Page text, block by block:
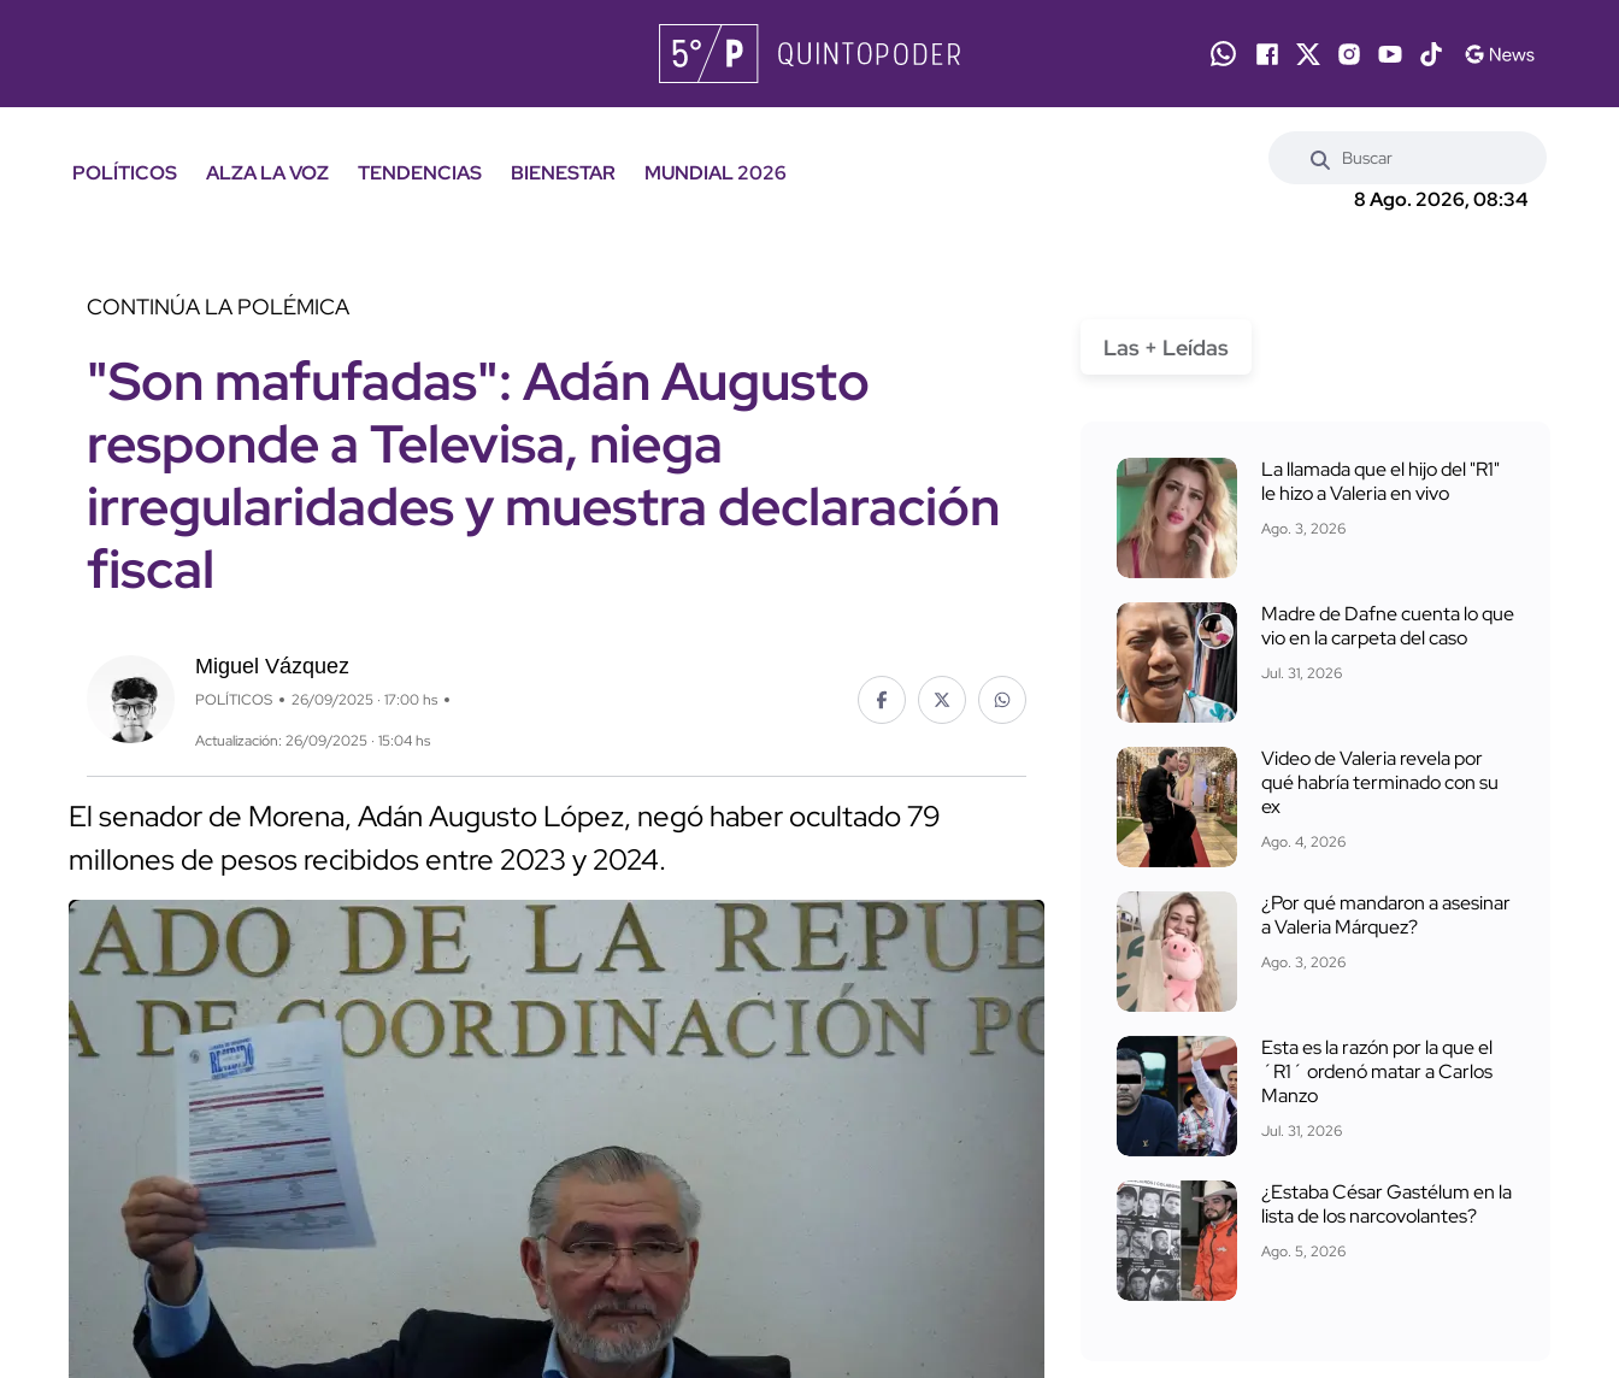
POLÍTICOS ALZA LA VOZ TENDENCIAS BIENESTAR
MUNDIAL 2026
8 Ago. 2026, 08:34
CONTINÚA LA POLÉMICA
"Son mafufadas": Adán Augusto
responde a Televisa, niega
irregularidades y muestra declaración
fiscal
Miguel Vázquez
POLÍTICOS 26/09/2025 · 17:00 hs
Actualización: 26/09/2025 · 15:04 hs
El senador de Morena, Adán Augusto López, negó haber ocultado 79
millones de pesos recibidos entre 2023 y 2024.
Las + Leídas
La llamada que el hijo del "R1"
le hizo a Valeria en vivo
Ago. 3, 2026
Madre de Dafne cuenta lo que
vio en la carpeta del caso
Jul. 31, 2026
Video de Valeria revela por
qué habría terminado con su
ex
Ago. 4, 2026
¿Por qué mandaron a asesinar
a Valeria Márquez?
Ago. 3, 2026
Esta es la razón por la que el
´R1´ ordenó matar a Carlos
Manzo
Jul. 31, 2026
¿Estaba César Gastélum en la
lista de los narcovolantes?
Ago. 5, 2026